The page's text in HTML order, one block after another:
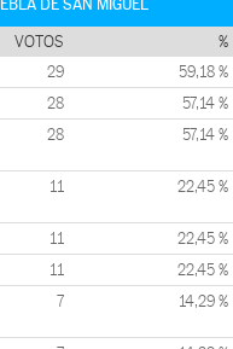
DE SAN MIGUEL
VOTOS %
29 59,18 %
28 57,14 %
28 57,14 %
11 22,45 %
11 22,45 %
11 22,45 %
7 14,29 %